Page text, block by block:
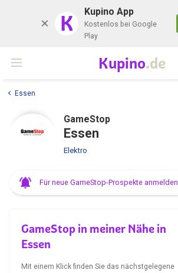
K Kupino App
Kostenlos bei Google
Play
Kupino.de
Essen
GameStop
Essen
Elektro
Für neue GameStop-Prospekte anmelden
GameStop in meiner Nähe in
Essen
Mit einem Klick finden Sie das nächstgelegene